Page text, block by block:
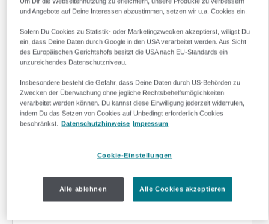
Was ist Google Ads?
Du schaltest gezielte Anzeigen und erreichst
suchen
und Angebote auf Deine Interessen abzustimmen, setzen wir u.a. Cookies ein.
Sofern Du Cookies zu Statistik- oder Marketingzwecken akzeptierst, willigst Du
ein, dass Deine Daten durch Google in den USA verarbeitet werden. Aus Sicht
des Europäischen Gerichtshofs besitzt die USA nach EU-Standards ein
unzureichendes Datenschutzniveau.
Insbesondere besteht die Gefahr, dass Deine Daten durch US-Behörden zu
Zwecken der Überwachung ohne jegliche Rechtsbehelfsmöglichkeiten
verarbeitet werden können. Du kannst diese Einwilligung jederzeit widerrufen,
indem Du das Setzen von Cookies auf Unbedingt erforderlich Cookies
beschränkst. Datenschutzhinweise Impressum
Cookie-Einstellungen
Alle ablehnen Alle Cookies akzeptieren